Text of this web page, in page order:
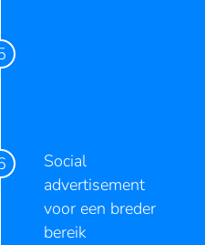
Social
advertisement
voor een breder
bereik